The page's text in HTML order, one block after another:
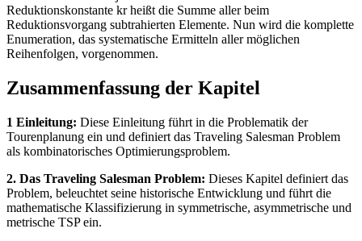
Reduktionskonstante kr heißt die Summe aller beim
Reduktionsvorgang subtrahierten Elemente. Nun wird die komplette
Enumeration, das systematische Ermitteln aller möglichen
Reihenfolgen, vorgenommen.
Zusammenfassung der Kapitel
1 Einleitung: Diese Einleitung führt in die Problematik der
Tourenplanung ein und definiert das Traveling Salesman Problem
als kombinatorisches Optimierungsproblem.
2. Das Traveling Salesman Problem: Dieses Kapitel definiert das
Problem, beleuchtet seine historische Entwicklung und führt die
mathematische Klassifizierung in symmetrische, asymmetrische und
metrische TSP ein.